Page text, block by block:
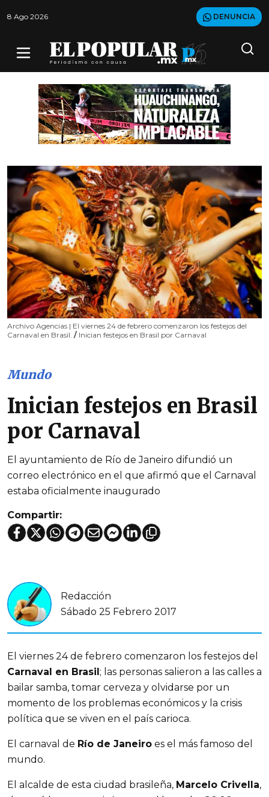
8 Ago 2026 DENUNCIA
Archivo Agencias | El viernes 24 de febrero comenzaron los festejos del
Carnaval en Brasil. / Inician festejos en Brasil por Carnaval
Mundo
Inician festejos en Brasil
por Carnaval
El ayuntamiento de Río de Janeiro difundió un
correo electrónico en el que afirmó que el Carnaval
estaba oficialmente inaugurado
Compartir:
Redacción
Sábado 25 Febrero 2017
El viernes 24 de febrero comenzaron los festejos del
Carnaval en Brasil ; las personas salieron a las calles a
bailar samba, tomar cerveza y olvidarse por un
momento de los problemas económicos y la crisis
política que se viven en el país carioca.
El carnaval de Río de Janeiro es el más famoso del
mundo.
El alcalde de esta ciudad brasileña, Marcelo Crivella,